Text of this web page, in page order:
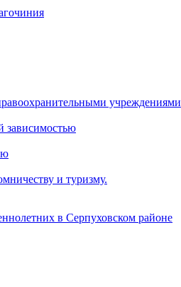
учреждениями
зависимостью
и туризму.
в Серпуховском районе